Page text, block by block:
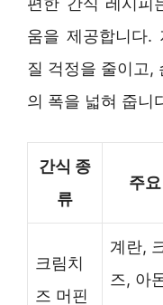
움을 제공합니다.
질 걱정을 줄이고,
의 폭을 넓혀 줍니
간식 종
류
주
크림치
즈 머핀
계란,
즈, 아